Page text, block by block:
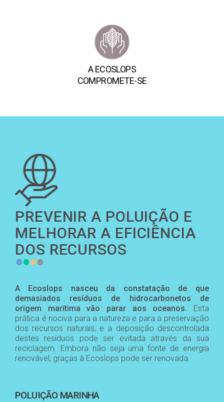
A ECOSLOPS
COMPROMETE-SE
PREVENIR A POLUIÇÃO E
MELHORAR A EFICIÊNCIA
DOS RECURSOS
A Ecoslops nasceu da constatação de que
demasiados resíduos de hidrocarbonetos de
origem marítima vão parar aos oceanos.
Esta
prática é nociva para a natureza e para a preservação
dos recursos naturais, e a deposição descontrolada
destes resíduos pode ser evitada através da sua
reciclagem. Embora não seja uma fonte de energia
renovável, graças à Ecoslops pode ser renovada.
POLUIÇÃO MARINHA